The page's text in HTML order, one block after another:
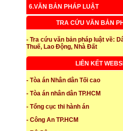
6.VĂN BẢN PHÁP LUẬT
TRA CỨU VĂN BẢN
- Tra cứu văn bản pháp luật về:
Thuế, Lao Động, Nhà Đất
LIÊN KẾT
- Tòa án Nhân dân Tối cao
- Tòa án nhân dân TP.HCM
- Tổng cục thi hành án
- Công An TP.HCM